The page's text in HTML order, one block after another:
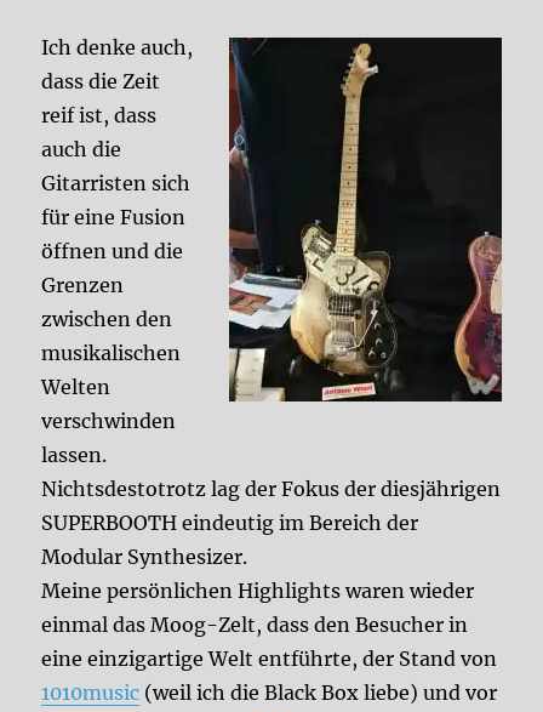
Ich denke auch,
dass die Zeit
reif ist, dass
auch die
Gitarristen sich
für eine Fusion
öffnen und die
Grenzen
zwischen den
musikalischen
Welten
verschwinden
lassen.
Nichtsdestotrotz lag der Fokus der diesjährigen
SUPERBOOTH eindeutig im Bereich der
Modular Synthesizer.
Meine persönlichen Highlights waren wieder
einmal das Moog-Zelt, dass den Besucher in
eine einzigartige Welt entführte, der Stand von
1010music (weil ich die Black Box liebe) und vor